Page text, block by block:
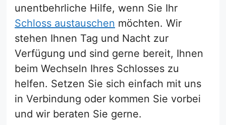
unentbehrliche Hilfe, wenn Sie Ihr
Schloss austauschen möchten. Wir
stehen Ihnen Tag und Nacht zur
Verfügung und sind gerne bereit, Ihnen
beim Wechseln Ihres Schlosses zu
helfen. Setzen Sie sich einfach mit uns
in Verbindung oder kommen Sie vorbei
und wir beraten Sie gerne.